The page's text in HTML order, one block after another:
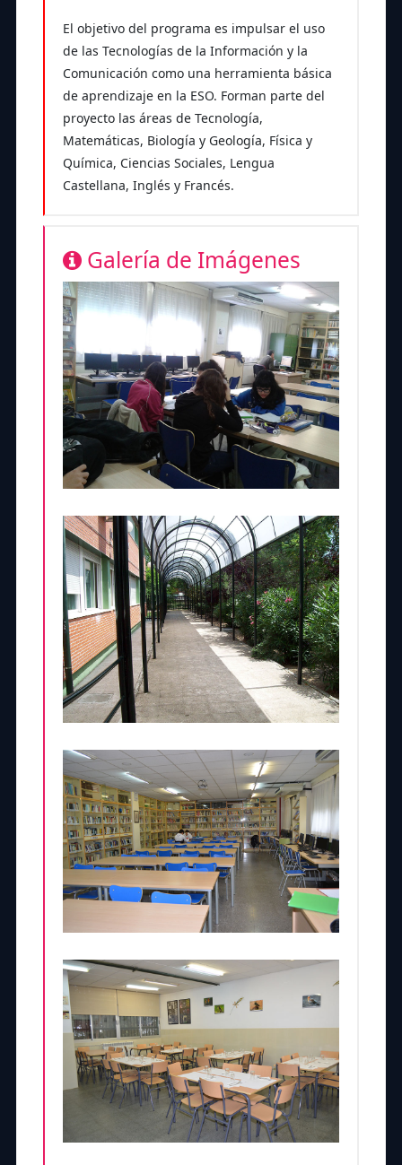
El objetivo del programa es impulsar el uso
de las Tecnologías de la Información y la
Comunicación como una herramienta básica
de aprendizaje en la ESO. Forman parte del
proyecto las áreas de Tecnología,
Matemáticas, Biología y Geología, Física y
Química, Ciencias Sociales, Lengua
Castellana, Inglés y Francés.
Galería de Imágenes